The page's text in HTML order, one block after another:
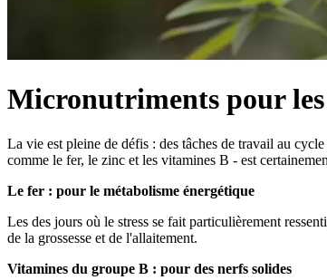
Micronutriments pour les
La vie est pleine de défis : des tâches de travail au
comme le fer, le zinc et les vitamines B - est
Le fer : pour le métabolisme énergétique
Les des jours où le stress se fait particulièrement
de la grossesse et de l'allaitement.
Vitamines du groupe B : pour des nerfs solides